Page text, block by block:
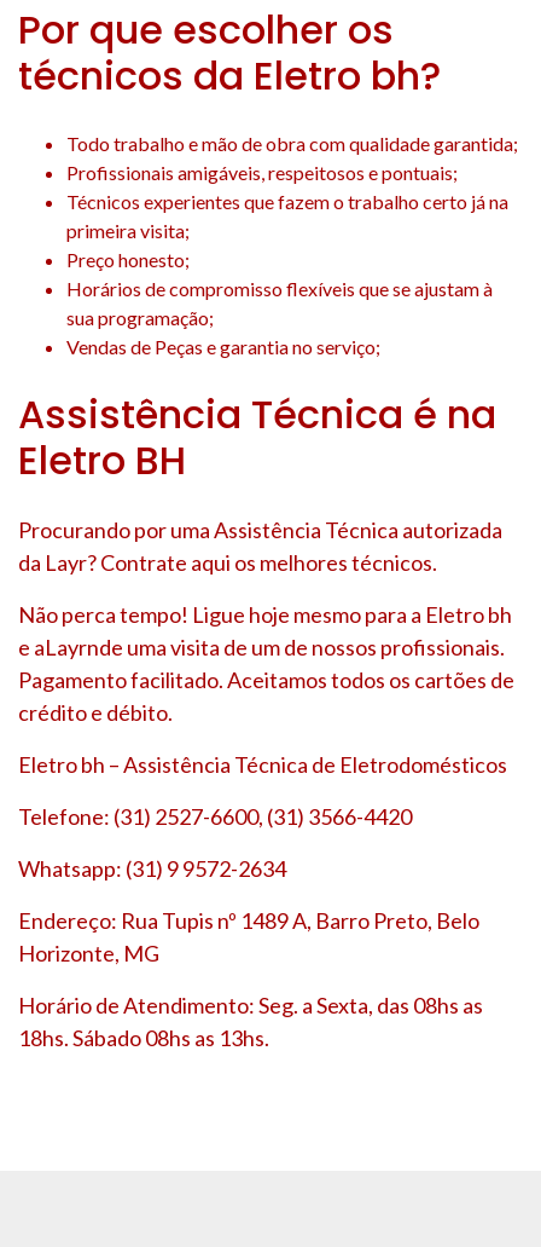
Por que escolher os
técnicos da Eletro bh?
Todo trabalho e mão de obra com qualidade garantida;
Profissionais amigáveis, respeitosos e pontuais;
Técnicos experientes que fazem o trabalho certo já na
primeira visita;
Preço honesto;
Horários de compromisso flexíveis que se ajustam à
sua programação;
Vendas de Peças e garantia no serviço;
Assistência Técnica é na
Eletro BH
Procurando por uma Assistência Técnica autorizada
da Layr? Contrate aqui os melhores técnicos.
Não perca tempo! Ligue hoje mesmo para a Eletro bh
e aLayrnde uma visita de um de nossos profissionais.
Pagamento facilitado. Aceitamos todos os cartões de
crédito e débito.
Eletro bh – Assistência Técnica de Eletrodomésticos
Telefone: (31) 2527-6600, (31) 3566-4420
Whatsapp: (31) 9 9572-2634
Endereço: Rua Tupis nº 1489 A, Barro Preto, Belo
Horizonte, MG
Horário de Atendimento: Seg. a Sexta, das 08hs as
18hs. Sábado 08hs as 13hs.